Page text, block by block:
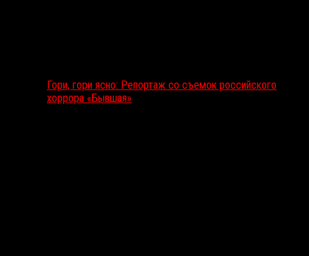
Гори, гори ясно: Репортаж со съемок российского
хоррора «Бывшая»